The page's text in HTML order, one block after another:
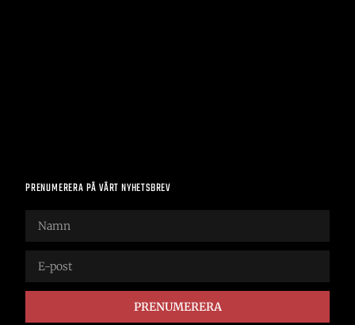
PRENUMERERA PÅ VÅRT NYHETSBREV
PRENUMERERA